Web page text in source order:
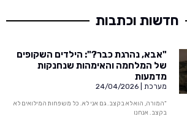
חדשות וכתבות
"אבא, נהרגת כבר?": הילדים השקופים
של המלחמה והאימהות שנחנקות
מדמעות
מערכת
"המורה, הוא לא בקצב. גם אני לא. כל משפחות המילואים לא
בקצב. אנחנו